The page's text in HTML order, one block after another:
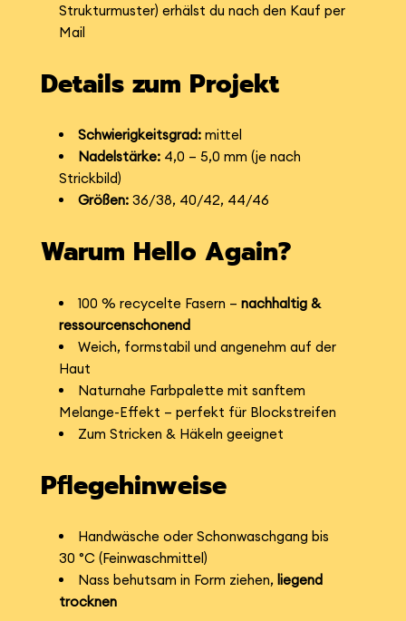
Strukturmuster) erhälst du nach den Kauf per
Mail
Details zum Projekt
Schwierigkeitsgrad:mittel
Nadelstärke:4,0 – 5,0 mm (je nach
Strickbild)
Größen:36/38, 40/42, 44/46
Warum Hello Again?
100 % recycelte Fasern – nachhaltig &
ressourcenschonend
Weich, formstabil und angenehm auf der
Haut
Naturnahe Farbpalette mit sanftem
Melange-Effekt – perfekt für Blockstreifen
Zum Stricken & Häkeln geeignet
Pflegehinweise
Handwäsche oder Schonwaschgang bis
30 °C (Feinwaschmittel)
Nass behutsam in Form ziehen, liegend
trocknen